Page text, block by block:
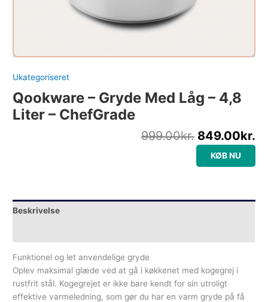
Ukategoriseret
Qookware – Gryde Med Låg – 4,8
Liter – ChefGrade
999.00kr. 849.00kr.
KØB NU
Beskrivelse
Funktionel og let anvendelige gryde
Oplev maksimal glæde ved at gå i køkkenet med kogegrej i
rustfrit stål. Kogegrejet er ikke bare kendt for sin utroligt
effektive varmeledning, som gør du har en varm gryde på få